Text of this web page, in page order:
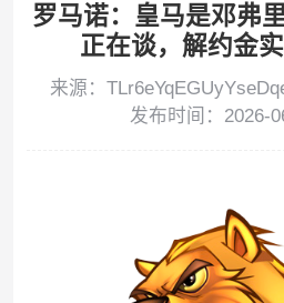
罗马诺：皇马是邓弗
正在谈，解约金
来源：
发布时间：2026-